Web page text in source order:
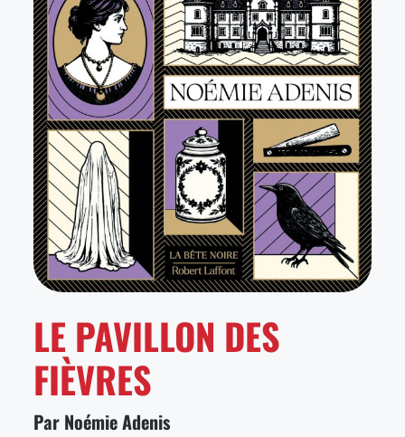
LE PAVILLON DES
FIÈVRES
Par Noémie Adenis